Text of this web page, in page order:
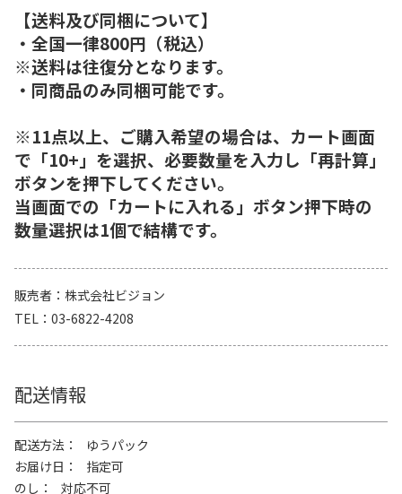
【送料及び同梱について】
・全国一律800円（税込）
※送料は往復分となります。
・同商品のみ同梱可能です。
※11点以上、ご購入希望の場合は、カート画面
で「10+」を選択、必要数量を入力し「再計算」
ボタンを押下してください。
当画面での「カートに入れる」ボタン押下時の
数量選択は1個で結構です。
販売者
株式会社ビジョン
TEL
03-6822-4208
配送情報
配送方法
ゆうパック
お届け日
指定可
のし
対応不可